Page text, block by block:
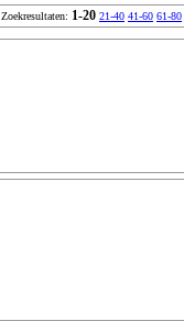
Zoekresultaten: 1-20 21-40 41-60 61-80